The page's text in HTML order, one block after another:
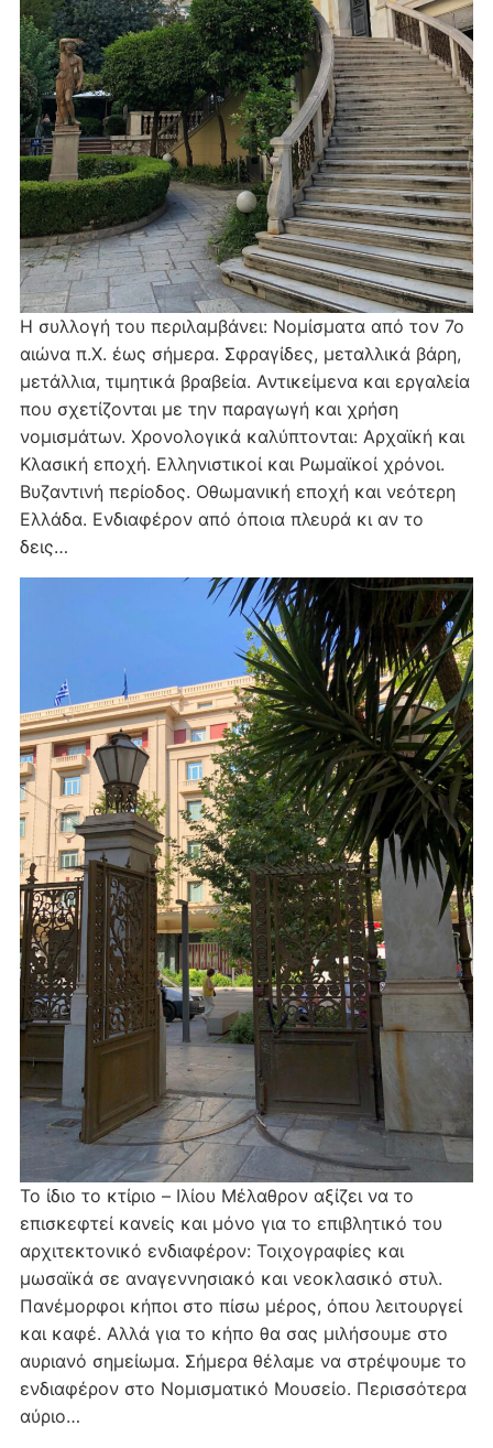
Η συλλογή του περιλαμβάνει: Νομίσματα από τον 7ο
αιώνα π.Χ. έως σήμερα. Σφραγίδες, μεταλλικά βάρη,
μετάλλια, τιμητικά βραβεία. Αντικείμενα και εργαλεία
που σχετίζονται με την παραγωγή και χρήση
νομισμάτων. Χρονολογικά καλύπτονται: Αρχαϊκή και
Κλασική εποχή. Ελληνιστικοί και Ρωμαϊκοί χρόνοι.
Βυζαντινή περίοδος. Οθωμανική εποχή και νεότερη
Ελλάδα. Ενδιαφέρον από όποια πλευρά κι αν το
δεις…
Το ίδιο το κτίριο – Ιλίου Μέλαθρον αξίζει να το
επισκεφτεί κανείς και μόνο για το επιβλητικό του
αρχιτεκτονικό ενδιαφέρον: Τοιχογραφίες και
μωσαϊκά σε αναγεννησιακό και νεοκλασικό στυλ.
Πανέμορφοι κήποι στο πίσω μέρος, όπου λειτουργεί
και καφέ. Αλλά για το κήπο θα σας μιλήσουμε στο
αυριανό σημείωμα. Σήμερα θέλαμε να στρέψουμε το
ενδιαφέρον στο Νομισματικό Μουσείο. Περισσότερα
αύριο…